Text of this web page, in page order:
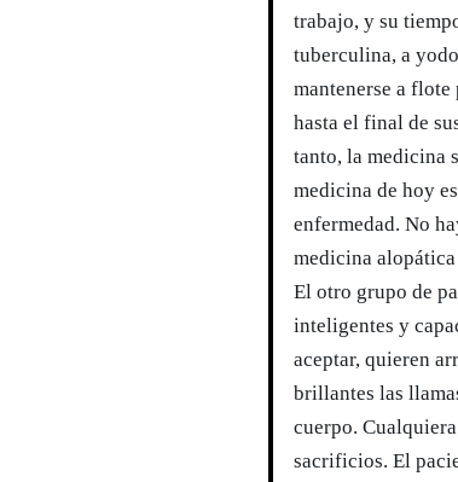
trabajo, y su
tuberculina, a
mantenerse a flote
hasta el final de
tanto, la medicina
medicina de hoy
enfermedad. No
medicina alopática
El otro grupo de
inteligentes y
aceptar, quieren
brillantes las
cuerpo.
sacrificios. El